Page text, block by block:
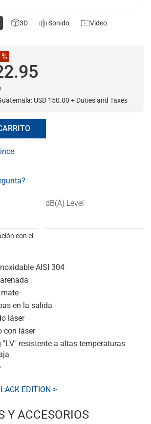
USD 150.00 + Duties and Taxes
con el
dB(A) Level
AISI 304
en la salida
láser
con láser
resistente a altas temperaturas
EDITION >
Y ACCESORIOS
3D Sonido Video